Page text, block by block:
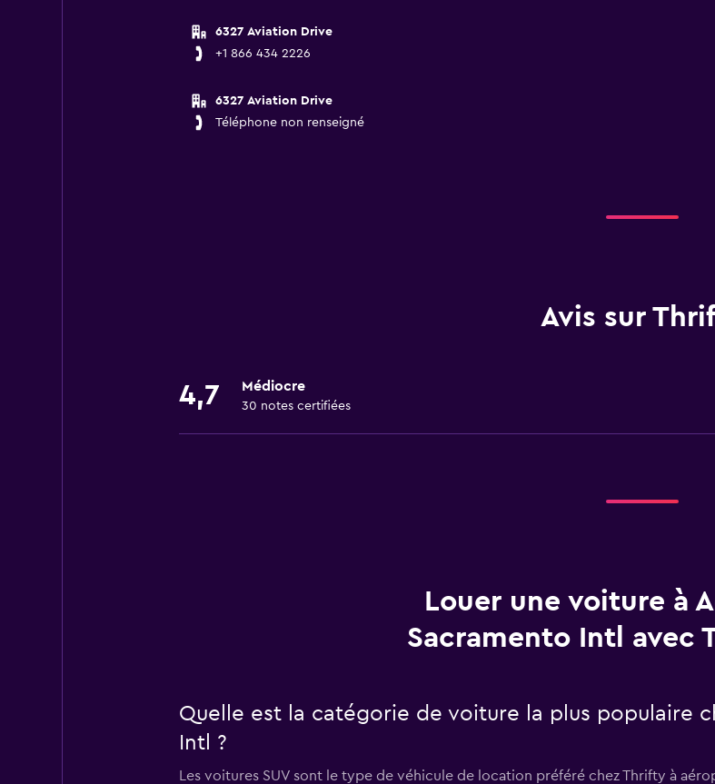
6327 Aviation Drive
+1 866 434 2226
6327 Aviation Drive
Téléphone non renseigné
Avis sur
4,7 Médiocre
30 notes certifiées
Louer une voiture à
Sacramento Intl avec
Quelle est la catégorie de voiture la plus populaire
Intl ?
Les voitures SUV sont le type de véhicule de location préféré chez Thrifty à